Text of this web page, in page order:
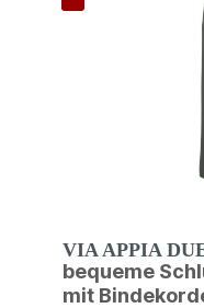
VIA APPIA
bequeme
mit